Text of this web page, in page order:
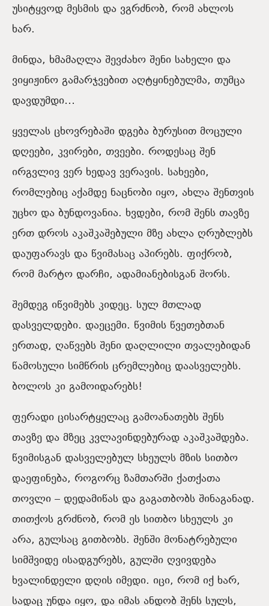
უსიტყვოდ მესმის და ვგრძნობ, რომ ახლოს
ხარ.
მინდა, ხმამაღლა შევძახო შენი სახელი და
ვიყიჟინო გამარჯვებით აღტყინებულმა, თუმცა
დავდუმდი…
ყველას ცხოვრებაში დგება ბურუსით მოცული
დღეები, კვირები, თვეები. როდესაც შენ
ირგვლივ ვერ ხედავ ვერავის. სახეები,
რომლებიც აქამდე ნაცნობი იყო, ახლა შენთვის
უცხო და ბუნდოვანია. ხვდები, რომ შენს თავზე
ერთ დროს აკაშკაშებული მზე ახლა ღრუბლებს
დაუფარავს და წვიმასაც აპირებს. ფიქრობ,
რომ მარტო დარჩი, ადამიანებისგან შორს.
შემდეგ იწვიმებს კიდეც. სულ მთლად
დასველდები. დაეცემი. წვიმის წვეთებთან
ერთად, ღაწვებს შენი დაღლილი თვალებიდან
წამოსული სიმწრის ცრემლებიც დაასველებს.
ბოლოს კი გამოიდარებს!
ფერადი ცისარტყელაც გამოანათებს შენს
თავზე და მზეც კვლავინდებურად აკაშკაშდება.
წვიმისგან დასველებულ სხეულს მზის სითბო
დაეფინება, როგორც ზამთარში ქათქათა
თოვლი – დედამიწას და გაგათბობს შინაგანად.
თითქოს გრძნობ, რომ ეს სითბო სხეულს კი
არა, გულსაც გითბობს. შენში მონატრებული
სიმშვიდე ისადგურებს, გულში ღვივდება
ხვალინდელი დღის იმედი. იცი, რომ იქ ხარ,
სადაც უნდა იყო, და იმას ანდობ შენს სულს,